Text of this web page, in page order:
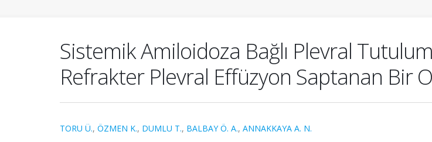
Sistemik Amiloidoza Bağlı Plevral
Refrakter Plevral Effüzyon Saptanan Bir
TORU Ü., ÖZMEN K., DUMLU T., BALBAY Ö. A., ANNAKKAYA A. N.